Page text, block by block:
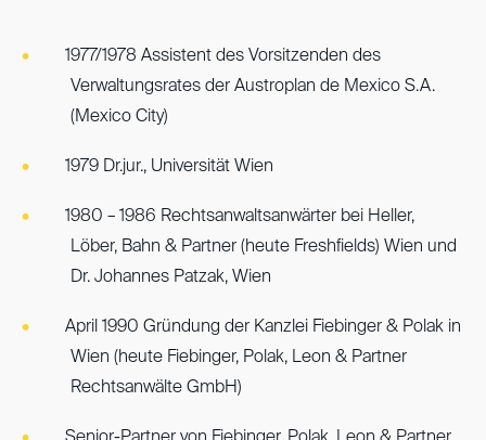
1977/1978 Assistent des Vorsitzenden des
Verwaltungsrates der Austroplan de Mexico S.A.
(Mexico City)
1979 Dr.jur., Universität Wien
1980 – 1986 Rechtsanwaltsanwärter bei Heller,
Löber, Bahn & Partner (heute Freshfields) Wien und
Dr. Johannes Patzak, Wien
April 1990 Gründung der Kanzlei Fiebinger & Polak in
Wien (heute Fiebinger, Polak, Leon & Partner
Rechtsanwälte GmbH)